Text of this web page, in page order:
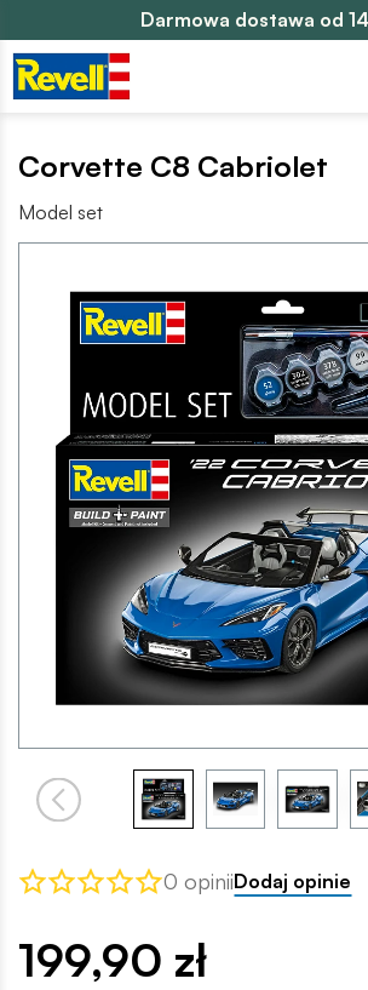
Darmowa dostawa od
Corvette C8 Cabriolet
Model set
0 opiniiDodaj opinie
199,90 zł